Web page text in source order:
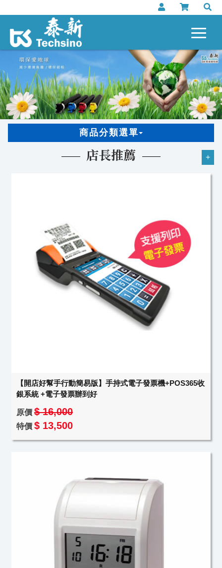
商品分類選單
店長推薦 +
【開店好幫手行動簡易版】手持式電子發票機+POS365收
銀系統 +電子發票辦到好
原價 $ 16,000
特價 $ 13,500